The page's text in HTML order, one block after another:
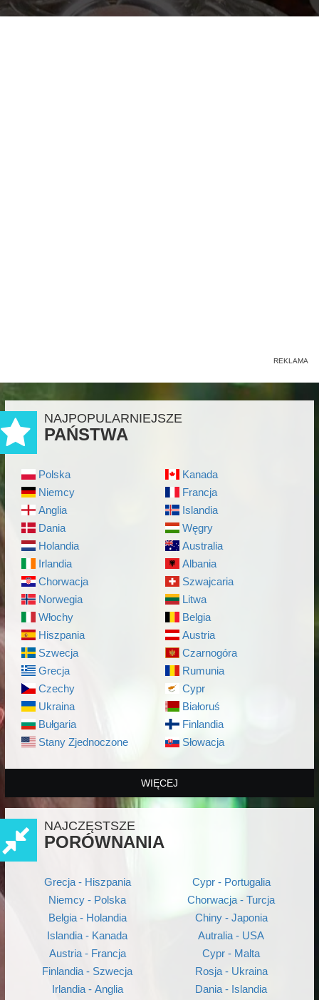
NAJPOPULARNIEJSZE
PAŃSTWA
Polska
Niemcy
Anglia
Dania
Holandia
Irlandia
Chorwacja
Norwegia
Włochy
Hiszpania
Szwecja
Grecja
Czechy
Ukraina
Bułgaria
Stany Zjednoczone
Kanada
Francja
Islandia
Węgry
Australia
Albania
Szwajcaria
Litwa
Belgia
Austria
Czarnogóra
Rumunia
Cypr
Białoruś
Finlandia
Słowacja
WIĘCEJ
NAJCZĘSTSZE
PORÓWNANIA
Grecja - Hiszpania
Niemcy - Polska
Belgia - Holandia
Islandia - Kanada
Austria - Francja
Finlandia - Szwecja
Irlandia - Anglia
Cypr - Portugalia
Chorwacja - Turcja
Chiny - Japonia
Autralia - USA
Cypr - Malta
Rosja - Ukraina
Dania - Islandia